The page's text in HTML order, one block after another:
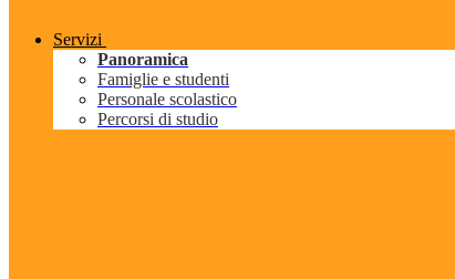
Servizi
Panoramica
Famiglie e studenti
Personale scolastico
Percorsi di studio